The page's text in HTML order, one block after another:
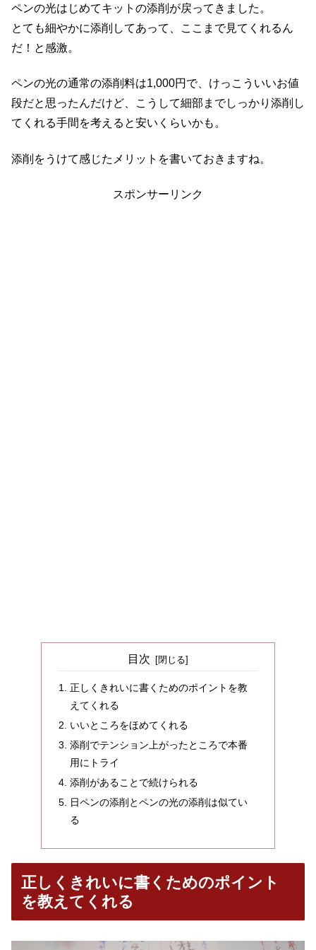
ペンの光はじめてキットの添削が戻ってきました。
とても細やかに添削してあって、ここまで見てくれるん
だ！と感激。
ペンの光の通常の添削料は1,000円で、けっこういいお値
段だと思ったんだけど、こうして細部までしっかり添削し
てくれる手間を考えると安いくらいかも。
添削をうけて感じたメリットを書いておきますね。
スポンサーリンク
目次
正しくきれいに書くためのポイントを教
えてくれる
いいところをほめてくれる
添削でテンション上がったところで本番
用にトライ
添削があることで続けられる
日ペンの添削とペンの光の添削は似てい
る
正しくきれいに書くためのポイント
を教えてくれる